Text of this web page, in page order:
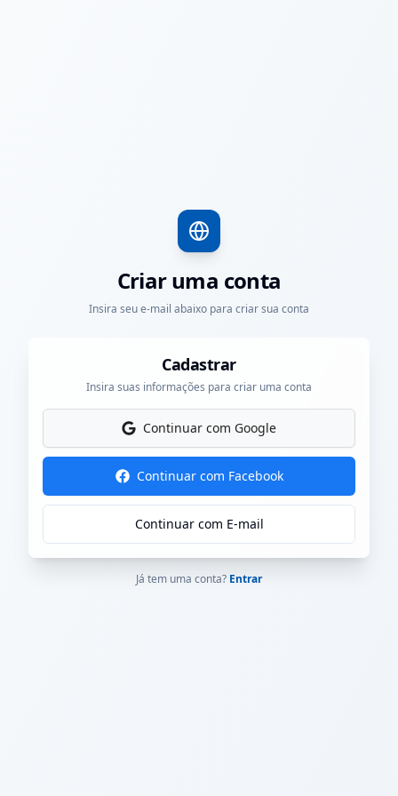
Criar uma conta
Insira seu e-mail abaixo para criar sua conta
Cadastrar
Insira suas informações para criar uma conta
Continuar com Google
Continuar com Facebook
Continuar com E-mail
Já tem uma conta? Entrar